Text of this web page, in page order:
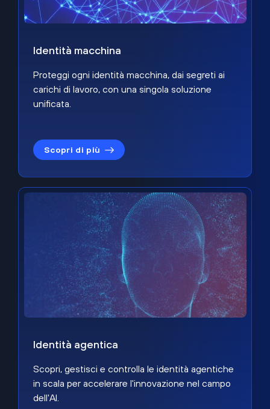
Identità macchina
Proteggi ogni identità macchina, dai segreti ai
carichi di lavoro, con una singola soluzione
unificata.
Scopri di più
Identità agentica
Scopri, gestisci e controlla le identità agentiche
in scala per accelerare l'innovazione nel campo
dell'AI.